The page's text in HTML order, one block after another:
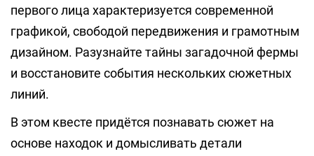
первого лица характеризуется современной
графикой, свободой передвижения и грамотным
дизайном. Разузнайте тайны загадочной фермы
и восстановите события нескольких сюжетных
линий.
В этом квесте придётся познавать сюжет на
основе находок и домысливать детали